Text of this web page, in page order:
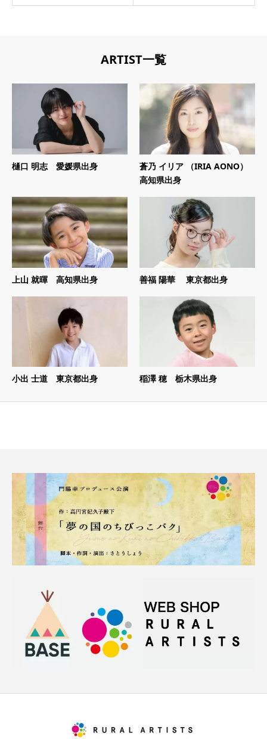
ARTIST一覧
樋口 明志 愛媛県出身
蒼乃 イリア （IRIA AONO）
高知県出身
上山 就暉 高知県出身 善福 陽華 東京都出身
小出 士道 東京都出身 稲澤 穂 栃木県出身